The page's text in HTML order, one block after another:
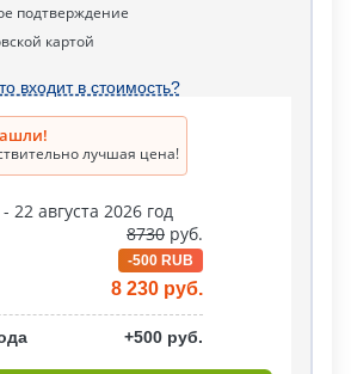
подтверждение
картой
входит в стоимость?
лучшая цена!
22 августа 2026 год
8730 руб.
-500 RUB
8 230 руб.
+500 руб.